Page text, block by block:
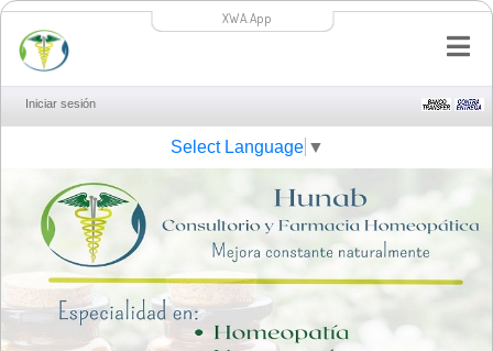
XWA.App
Iniciar sesión
Select Language ▼